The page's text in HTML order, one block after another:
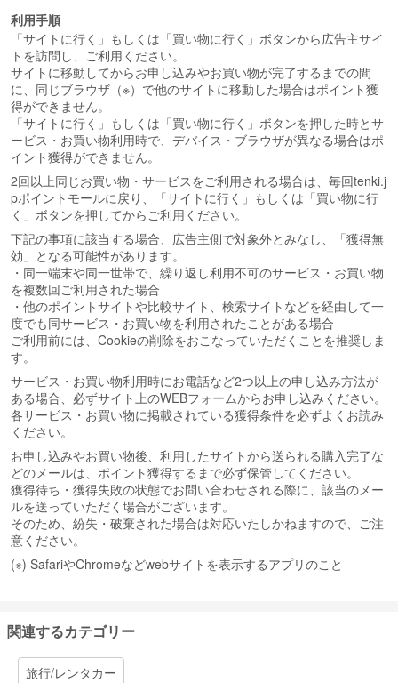
利用手順
「サイトに行く」もしくは「買い物に行く」ボタンから広告主サイ
トを訪問し、ご利用ください。
サイトに移動してからお申し込みやお買い物が完了するまでの間
に、同じブラウザ（※）で他のサイトに移動した場合はポイント獲
得ができません。
「サイトに行く」もしくは「買い物に行く」ボタンを押した時とサ
ービス・お買い物利用時で、デバイス・ブラウザが異なる場合はポ
イント獲得ができません。
2回以上同じお買い物・サービスをご利用される場合は、毎回tenki.j
pポイントモールに戻り、「サイトに行く」もしくは「買い物に行
く」ボタンを押してからご利用ください。
下記の事項に該当する場合、広告主側で対象外とみなし、「獲得無
効」となる可能性があります。
・同一端末や同一世帯で、繰り返し利用不可のサービス・お買い物
を複数回ご利用された場合
・他のポイントサイトや比較サイト、検索サイトなどを経由して一
度でも同サービス・お買い物を利用されたことがある場合
ご利用前には、Cookieの削除をおこなっていただくことを推奨しま
す。
サービス・お買い物利用時にお電話など2つ以上の申し込み方法が
ある場合、必ずサイト上のWEBフォームからお申し込みください。
各サービス・お買い物に掲載されている獲得条件を必ずよくお読み
ください。
お申し込みやお買い物後、利用したサイトから送られる購入完了な
どのメールは、ポイント獲得するまで必ず保管してください。
獲得待ち・獲得失敗の状態でお問い合わせされる際に、該当のメー
ルを送っていただく場合がございます。
そのため、紛失・破棄された場合は対応いたしかねますので、ご注
意ください。
(※) SafariやChromeなどwebサイトを表示するアプリのこと
関連するカテゴリー
旅行/レンタカー